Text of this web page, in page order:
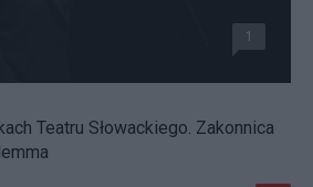
1
Teatru Słowackiego. Zakonnica